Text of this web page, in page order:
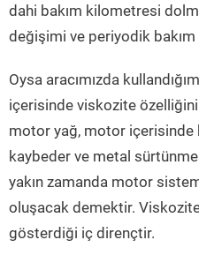
dahi bakım kilometresi
değişimi ve periyodik bakım
Oysa aracımızda
içerisinde viskozite
motor yağ, motor içerisinde
kaybeder ve metal
yakın zamanda motor
oluşacak demektir.
gösterdiği iç dirençtir.